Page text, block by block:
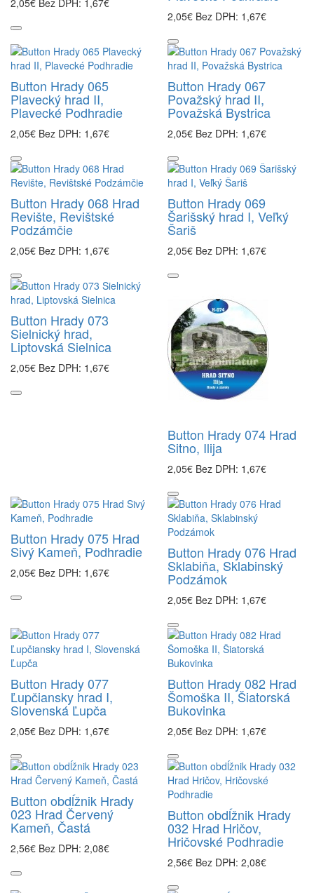
2,05€ Bez DPH: 1,67€
2,05€ Bez DPH: 1,67€
Button Hrady 065
Plavecký hrad II,
Plavecké Podhradie
2,05€ Bez DPH: 1,67€
Button Hrady 067
Považský hrad II,
Považská Bystrica
2,05€ Bez DPH: 1,67€
Button Hrady 068 Hrad
Revište, Revištské
Podzámčie
2,05€ Bez DPH: 1,67€
Button Hrady 069
Šarišský hrad I, Veľký
Šariš
2,05€ Bez DPH: 1,67€
Button Hrady 073
Sielnický hrad,
Liptovská Sielnica
2,05€ Bez DPH: 1,67€
Button Hrady 074 Hrad
Sitno, Ilija
2,05€ Bez DPH: 1,67€
Button Hrady 075 Hrad
Sivý Kameň, Podhradie
2,05€ Bez DPH: 1,67€
Button Hrady 076 Hrad
Sklabiňa, Sklabinský
Podzámok
2,05€ Bez DPH: 1,67€
Button Hrady 077
Ľupčiansky hrad I,
Slovenská Ľupča
2,05€ Bez DPH: 1,67€
Button Hrady 082 Hrad
Šomoška II, Šiatorská
Bukovinka
2,05€ Bez DPH: 1,67€
Button obdĺžnik Hrady
023 Hrad Červený
Kameň, Častá
2,56€ Bez DPH: 2,08€
Button obdĺžnik Hrady
032 Hrad Hričov,
Hričovské Podhradie
2,56€ Bez DPH: 2,08€